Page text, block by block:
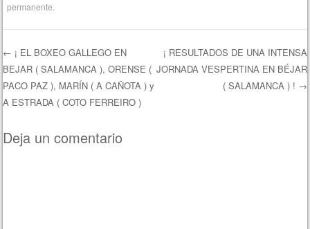
permanente.
Navegación de entradas
← ¡ EL BOXEO GALLEGO EN
BEJAR ( SALAMANCA ), ORENSE (
PACO PAZ ), MARÍN ( A CAÑOTA ) y
A ESTRADA ( COTO FERREIRO )
¡ RESULTADOS DE UNA INTENSA
JORNADA VESPERTINA EN BÉJAR
( SALAMANCA ) ! →
Deja un comentario